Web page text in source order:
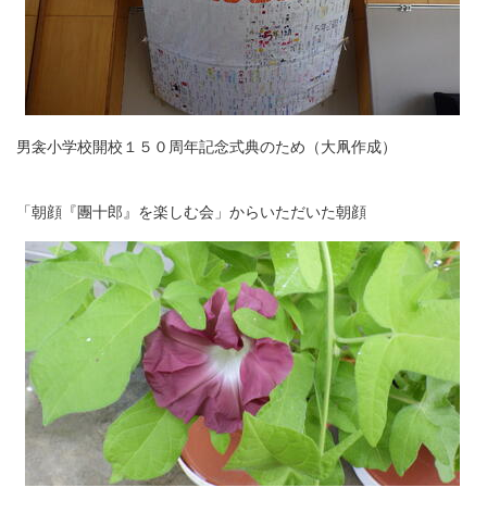
男衾小学校開校１５０周年記念式典のため（大凧作成）
「朝顔『團十郎』を楽しむ会」からいただいた朝顔